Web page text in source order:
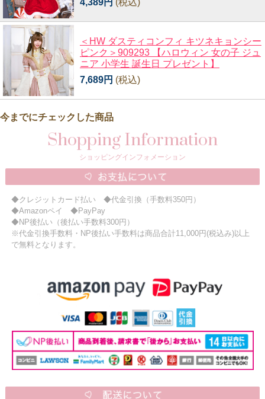
＜HW ダスティコンフィ キツネキョンシー
ピンク＞909293 【ハロウィン 女の子 ジュ
ニア 小学生 誕生日 プレゼント】
7,689円 (税込)
今までにチェックした商品
Shopping Information
ショッピングインフォメーション
◆クレジットカード払い ◆代金引換（手数料350円）
◆Amazonペイ ◆PayPay
◆NP後払い（後払い手数料300円）
※代金引換手数料・NP後払い手数料は商品合計11,000円(税込み)以上
で無料となります。